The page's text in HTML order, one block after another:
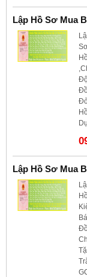
Lập Hồ Sơ Mua
Lập Hồ Sơ Mua